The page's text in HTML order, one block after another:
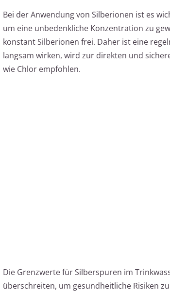
Bei der Anwendung von Silberionen ist es
um eine unbedenkliche Konzentration zu
konstant Silberionen frei. Daher ist eine
langsam wirken, wird zur direkten und
wie Chlor empfohlen.
Die Grenzwerte für Silberspuren im
überschreiten, um gesundheitliche Risiken